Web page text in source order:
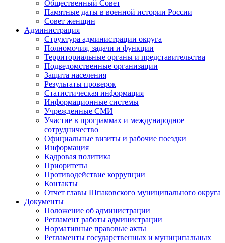
Общественный Совет
Памятные даты в военной истории России
Совет женщин
Администрация
Структура администрации округа
Полномочия, задачи и функции
Территориальные органы и представительства
Подведомственные организации
Защита населения
Результаты проверок
Статистическая информация
Информационные системы
Учрежденные СМИ
Участие в программах и международное
сотрудничество
Официальные визиты и рабочие поездки
Информация
Кадровая политика
Приоритеты
Противодействие коррупции
Контакты
Отчет главы Шпаковского муниципального округа
Документы
Положение об администрации
Регламент работы администрации
Нормативные правовые акты
Регламенты государственных и муниципальных